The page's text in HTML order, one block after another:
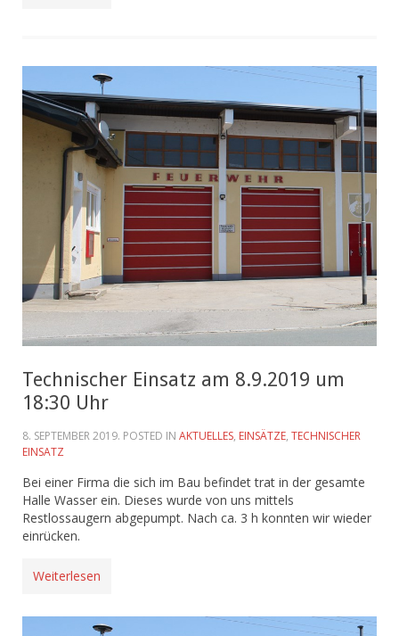
Technischer Einsatz am 8.9.2019 um
18:30 Uhr
8. SEPTEMBER 2019. POSTED IN AKTUELLES, EINSÄTZE, TECHNISCHER
EINSATZ
Bei einer Firma die sich im Bau befindet trat in der gesamte
Halle Wasser ein. Dieses wurde von uns mittels
Restlossaugern abgepumpt. Nach ca. 3 h konnten wir wieder
einrücken.
Weiterlesen